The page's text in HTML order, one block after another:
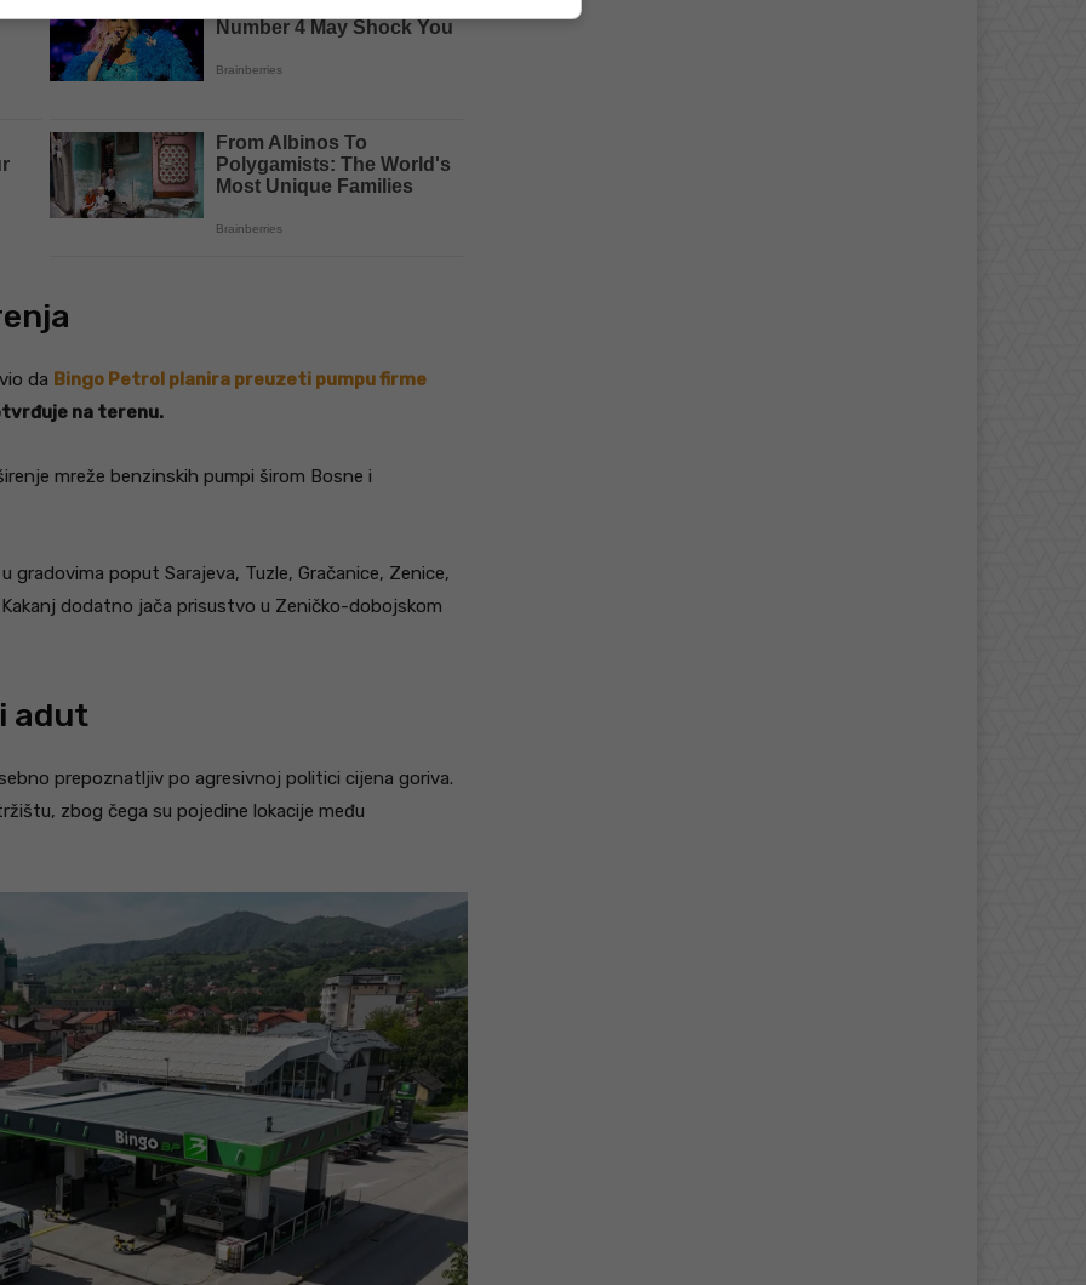
da Bingo Petrol planira preuzeti pumpu firme
na terenu.
mreže benzinskih pumpi širom Bosne i
gradovima poput Sarajeva, Tuzle, Gračanice, Zenice,
dodatno jača prisustvo u Zeničko-dobojskom
adut
prepoznatljiv po agresivnoj politici cijena goriva.
zbog čega su pojedine lokacije među